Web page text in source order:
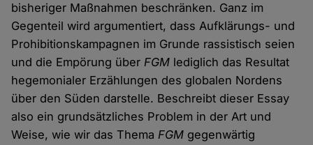
bisheriger Maßnahmen beschränken. Ganz im
Gegenteil wird argumentiert, dass Aufklärungs- und
Prohibitionskampagnen im Grunde rassistisch seien
und die Empörung überFGM lediglich das Resultat
hegemonialer Erzählungen des globalen Nordens
über den Süden darstelle. Beschreibt dieser Essay
also ein grundsätzliches Problem in der Art und
Weise, wie wir das ThemaFGM gegenwärtig